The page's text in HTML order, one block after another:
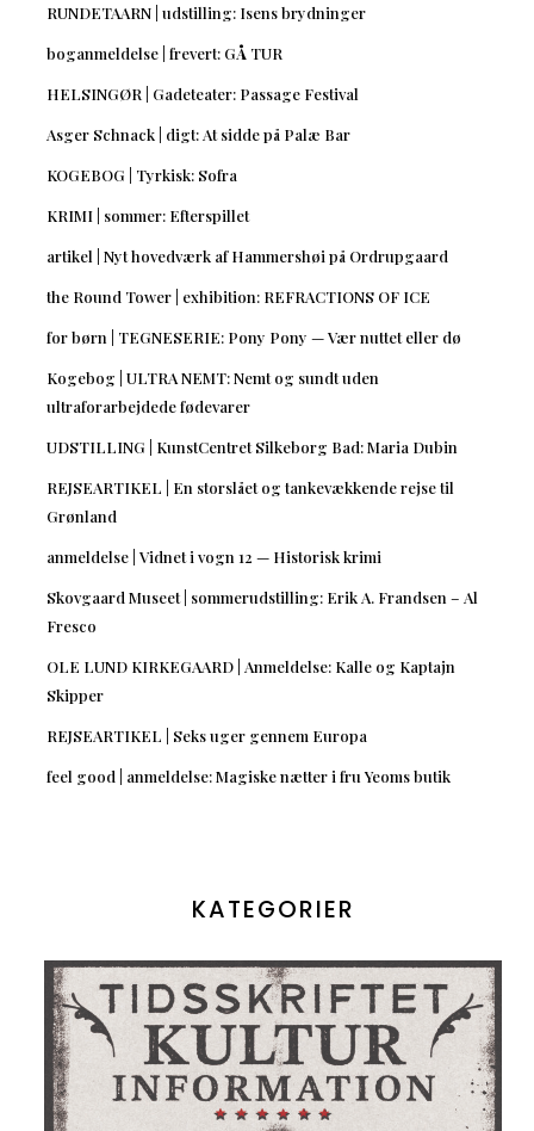
RUNDETAARN | udstilling: Isens brydninger
boganmeldelse | frevert: GÅ TUR
HELSINGØR | Gadeteater: Passage Festival
Asger Schnack | digt: At sidde på Palæ Bar
KOGEBOG | Tyrkisk: Sofra
KRIMI | sommer: Efterspillet
artikel | Nyt hovedværk af Hammershøi på Ordrupgaard
the Round Tower | exhibition: REFRACTIONS OF ICE
for børn | TEGNESERIE: Pony Pony — Vær nuttet eller dø
Kogebog | ULTRA NEMT: Nemt og sundt uden
ultraforarbejdede fødevarer
UDSTILLING | KunstCentret Silkeborg Bad: Maria Dubin
REJSEARTIKEL | En storslået og tankevækkende rejse til
Grønland
anmeldelse | Vidnet i vogn 12 — Historisk krimi
Skovgaard Museet | sommerudstilling: Erik A. Frandsen – Al
Fresco
OLE LUND KIRKEGAARD | Anmeldelse: Kalle og Kaptajn
Skipper
REJSEARTIKEL | Seks uger gennem Europa
feel good | anmeldelse: Magiske nætter i fru Yeoms butik
KATEGORIER